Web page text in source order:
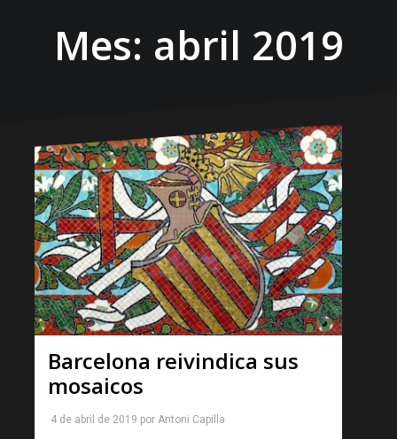
Mes: abril 2019
Barcelona reivindica sus
mosaicos
4 de abril de 2019 por Antoni Capilla